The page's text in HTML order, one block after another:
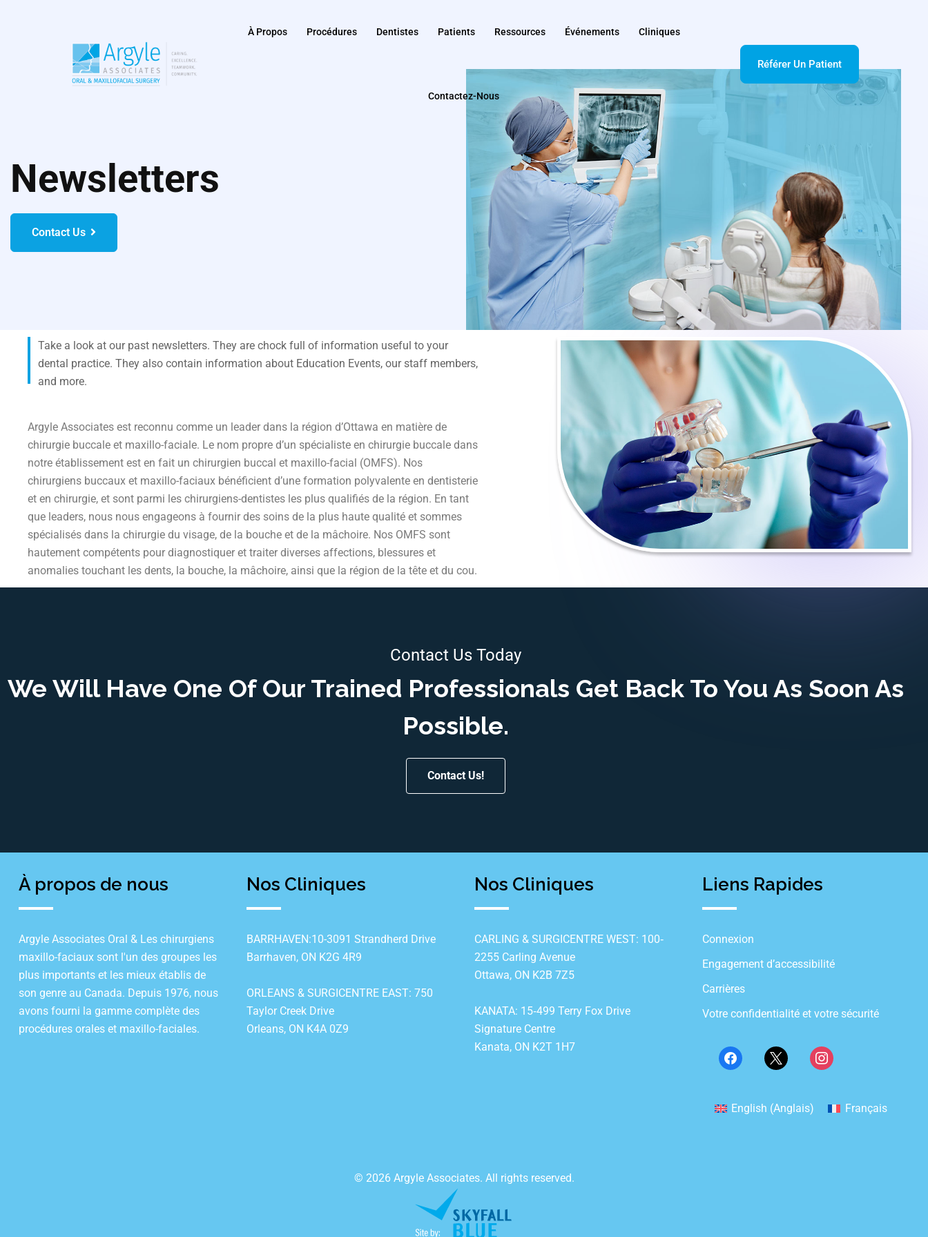
À Propos Procédures Dentistes Patients Ressources Événements Cliniques
Contactez-Nous
Référer Un Patient
Newsletters
Contact Us
Take a look at our past newsletters. They are chock full of information useful to your
dental practice. They also contain information about Education Events, our staff members,
and more.
Argyle Associates est reconnu comme un leader dans la région d’Ottawa en matière de
chirurgie buccale et maxillo-faciale. Le nom propre d’un spécialiste en chirurgie buccale dans
notre établissement est en fait un chirurgien buccal et maxillo-facial (OMFS). Nos
chirurgiens buccaux et maxillo-faciaux bénéficient d’une formation polyvalente en dentisterie
et en chirurgie, et sont parmi les chirurgiens-dentistes les plus qualifiés de la région. En tant
que leaders, nous nous engageons à fournir des soins de la plus haute qualité et sommes
spécialisés dans la chirurgie du visage, de la bouche et de la mâchoire. Nos OMFS sont
hautement compétents pour diagnostiquer et traiter diverses affections, blessures et
anomalies touchant les dents, la bouche, la mâchoire, ainsi que la région de la tête et du cou.
Contact Us Today
We Will Have One Of Our Trained Professionals Get Back To You As Soon As
Possible.
Contact Us!
À propos de nous
Argyle Associates Oral & Les chirurgiens
maxillo-faciaux sont l'un des groupes les
plus importants et les mieux établis de
son genre au Canada. Depuis 1976, nous
avons fourni la gamme complète des
procédures orales et maxillo-faciales.
Nos Cliniques
BARRHAVEN:10-3091 Strandherd Drive
Barrhaven, ON K2G 4R9
ORLEANS & SURGICENTRE EAST: 750
Taylor Creek Drive
Orleans, ON K4A 0Z9
Nos Cliniques
CARLING & SURGICENTRE WEST: 100‐
2255 Carling Avenue
Ottawa, ON K2B 7Z5
KANATA: 15‐499 Terry Fox Drive
Signature Centre
Kanata, ON K2T 1H7
Liens Rapides
Connexion
Engagement d’accessibilité
Carrières
Votre confidentialité et votre sécurité
English (Anglais) Français
© 2026 Argyle Associates. All rights reserved.